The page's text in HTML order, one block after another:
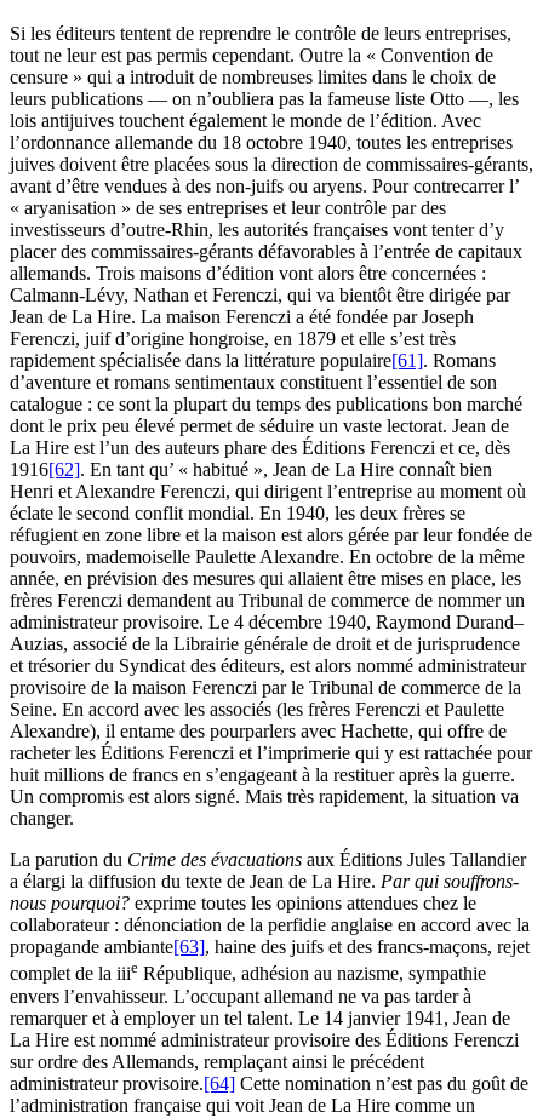
Si les éditeurs tentent de reprendre le contrôle de leurs entreprises,
tout ne leur est pas permis cependant. Outre la « Convention de
censure » qui a introduit de nombreuses limites dans le choix de
leurs publications — on n’oubliera pas la fameuse liste Otto —, les
lois antijuives touchent également le monde de l’édition. Avec
l’ordonnance allemande du 18 octobre 1940, toutes les entreprises
juives doivent être placées sous la direction de commissaires-gérants,
avant d’être vendues à des non-juifs ou aryens. Pour contrecarrer l’
« aryanisation » de ses entreprises et leur contrôle par des
investisseurs d’outre-Rhin, les autorités françaises vont tenter d’y
placer des commissaires-gérants défavorables à l’entrée de capitaux
allemands. Trois maisons d’édition vont alors être concernées :
Calmann-Lévy, Nathan et Ferenczi, qui va bientôt être dirigée par
Jean de La Hire. La maison Ferenczi a été fondée par Joseph
Ferenczi, juif d’origine hongroise, en 1879 et elle s’est très
rapidement spécialisée dans la littérature populaire[61]. Romans
d’aventure et romans sentimentaux constituent l’essentiel de son
catalogue : ce sont la plupart du temps des publications bon marché
dont le prix peu élevé permet de séduire un vaste lectorat. Jean de
La Hire est l’un des auteurs phare des Éditions Ferenczi et ce, dès
1916[62]. En tant qu’ « habitué », Jean de La Hire connaît bien
Henri et Alexandre Ferenczi, qui dirigent l’entreprise au moment où
éclate le second conflit mondial. En 1940, les deux frères se
réfugient en zone libre et la maison est alors gérée par leur fondée de
pouvoirs, mademoiselle Paulette Alexandre. En octobre de la même
année, en prévision des mesures qui allaient être mises en place, les
frères Ferenczi demandent au Tribunal de commerce de nommer un
administrateur provisoire. Le 4 décembre 1940, Raymond Durand–
Auzias, associé de la Librairie générale de droit et de jurisprudence
et trésorier du Syndicat des éditeurs, est alors nommé administrateur
provisoire de la maison Ferenczi par le Tribunal de commerce de la
Seine. En accord avec les associés (les frères Ferenczi et Paulette
Alexandre), il entame des pourparlers avec Hachette, qui offre de
racheter les Éditions Ferenczi et l’imprimerie qui y est rattachée pour
huit millions de francs en s’engageant à la restituer après la guerre.
Un compromis est alors signé. Mais très rapidement, la situation va
changer.
La parution du Crime des évacuations aux Éditions Jules Tallandier
a élargi la diffusion du texte de Jean de La Hire. Par qui souffrons-
nous pourquoi? exprime toutes les opinions attendues chez le
collaborateur : dénonciation de la perfidie anglaise en accord avec la
propagande ambiante[63], haine des juifs et des francs-maçons, rejet
complet de la iiie République, adhésion au nazisme, sympathie
envers l’envahisseur. L’occupant allemand ne va pas tarder à
remarquer et à employer un tel talent. Le 14 janvier 1941, Jean de
La Hire est nommé administrateur provisoire des Éditions Ferenczi
sur ordre des Allemands, remplaçant ainsi le précédent
administrateur provisoire.[64] Cette nomination n’est pas du goût de
l’administration française qui voit Jean de La Hire comme un